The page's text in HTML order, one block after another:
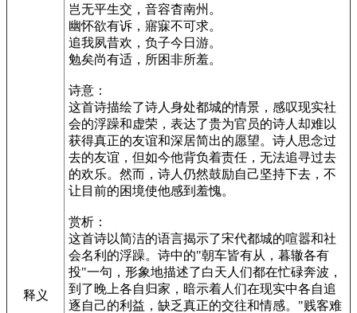
释义
岂无平生交，音容杳南州。
幽怀欲有诉，寤寐不可求。
追我夙昔欢，负子今日游。
勉矣尚有适，所困非所羞。
诗意：
这首诗描绘了诗人身处都城的情景，感叹现实社
会的浮躁和虚荣，表达了贵为官员的诗人却难以
获得真正的友谊和深居简出的愿望。诗人思念过
去的友谊，但如今他背负着责任，无法追寻过去
的欢乐。然而，诗人仍然鼓励自己坚持下去，不
让目前的困境使他感到羞愧。
赏析：
这首诗以简洁的语言揭示了宋代都城的喧嚣和社
会名利的浮躁。诗中的"朝车皆有从，暮辙各有
投"一句，形象地描述了白天人们都在忙碌奔波，
到了晚上各自归家，暗示着人们在现实中各自追
逐自己的利益，缺乏真正的交往和情感。"贱客难